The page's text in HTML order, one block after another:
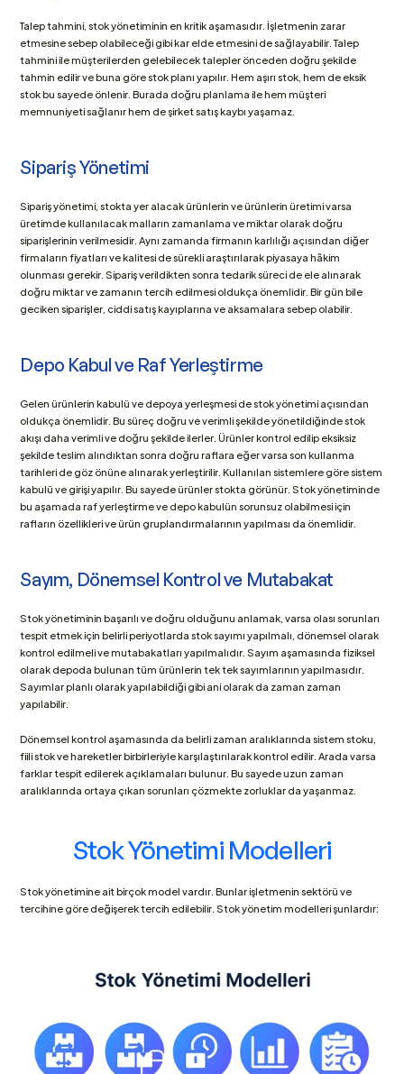
Talep tahmini, stok yönetiminin en kritik aşamasıdır. İşletmenin zarar
etmesine sebep olabileceği gibi kar elde etmesini de sağlayabilir. Talep
tahmini ile müşterilerden gelebilecek talepler önceden doğru şekilde
tahmin edilir ve buna göre stok planı yapılır. Hem aşırı stok, hem de eksik
stok bu sayede önlenir. Burada doğru planlama ile hem müşteri
memnuniyeti sağlanır hem de şirket satış kaybı yaşamaz.
Sipariş Yönetimi
Sipariş yönetimi, stokta yer alacak ürünlerin ve ürünlerin üretimi varsa
üretimde kullanılacak malların zamanlama ve miktar olarak doğru
siparişlerinin verilmesidir. Aynı zamanda firmanın karlılığı açısından diğer
firmaların fiyatları ve kalitesi de sürekli araştırılarak piyasaya hâkim
olunması gerekir. Sipariş verildikten sonra tedarik süreci de ele alınarak
doğru miktar ve zamanın tercih edilmesi oldukça önemlidir. Bir gün bile
geciken siparişler, ciddi satış kayıplarına ve aksamalara sebep olabilir.
Depo Kabul ve Raf Yerleştirme
Gelen ürünlerin kabulü ve depoya yerleşmesi de stok yönetimi açısından
oldukça önemlidir. Bu süreç doğru ve verimli şekilde yönetildiğinde stok
akışı daha verimli ve doğru şekilde ilerler. Ürünler kontrol edilip eksiksiz
şekilde teslim alındıktan sonra doğru raflara eğer varsa son kullanma
tarihleri de göz önüne alınarak yerleştirilir. Kullanılan sistemlere göre sistem
kabulü ve girişi yapılır. Bu sayede ürünler stokta görünür. Stok yönetiminde
bu aşamada raf yerleştirme ve depo kabulün sorunsuz olabilmesi için
rafların özellikleri ve ürün gruplandırmalarının yapılması da önemlidir.
Sayım, Dönemsel Kontrol ve Mutabakat
Stok yönetiminin başarılı ve doğru olduğunu anlamak, varsa olası sorunları
tespit etmek için belirli periyotlarda stok sayımı yapılmalı, dönemsel olarak
kontrol edilmeli ve mutabakatları yapılmalıdır. Sayım aşamasında fiziksel
olarak depoda bulunan tüm ürünlerin tek tek sayımlarının yapılmasıdır.
Sayımlar planlı olarak yapılabildiği gibi ani olarak da zaman zaman
yapılabilir.
Dönemsel kontrol aşamasında da belirli zaman aralıklarında sistem stoku,
fiili stok ve hareketler birbirleriyle karşılaştırılarak kontrol edilir. Arada varsa
farklar tespit edilerek açıklamaları bulunur. Bu sayede uzun zaman
aralıklarında ortaya çıkan sorunları çözmekte zorluklar da yaşanmaz.
Stok Yönetimi Modelleri
Stok yönetimine ait birçok model vardır. Bunlar işletmenin sektörü ve
tercihine göre değişerek tercih edilebilir. Stok yönetim modelleri şunlardır: